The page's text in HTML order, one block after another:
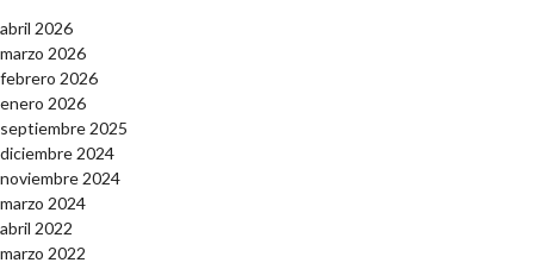
abril 2026
marzo 2026
febrero 2026
enero 2026
septiembre 2025
diciembre 2024
noviembre 2024
marzo 2024
abril 2022
marzo 2022